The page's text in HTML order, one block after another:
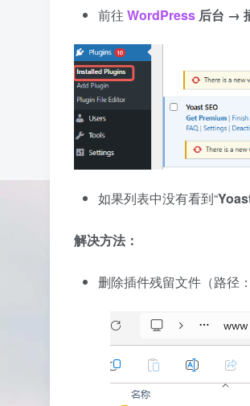
前往 WordPress 后台 →
如果列表中没有看到“
解决方法：
删除插件残留文件（路径：